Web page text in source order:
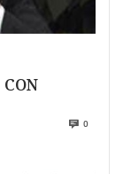
0